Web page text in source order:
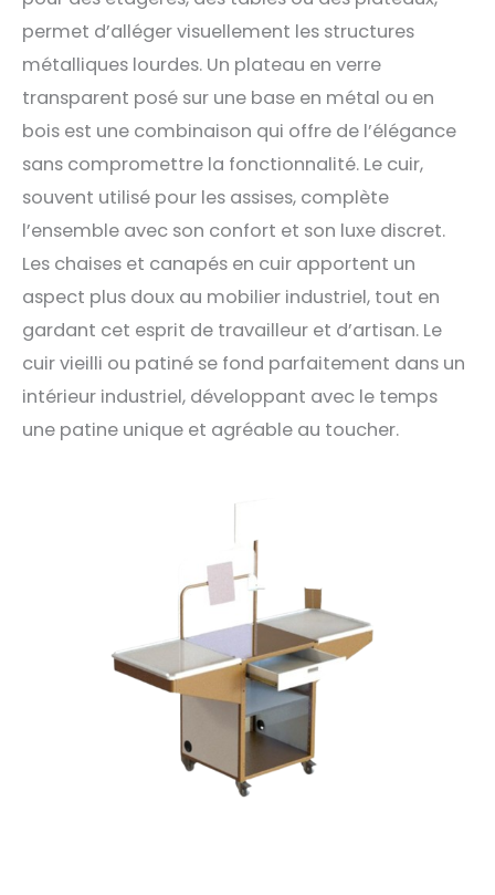
permet d’alléger visuellement les structures
métalliques lourdes. Un plateau en verre
transparent posé sur une base en métal ou en
bois est une combinaison qui offre de l’élégance
sans compromettre la fonctionnalité. Le cuir,
souvent utilisé pour les assises, complète
l’ensemble avec son confort et son luxe discret.
Les chaises et canapés en cuir apportent un
aspect plus doux au mobilier industriel, tout en
gardant cet esprit de travailleur et d’artisan. Le
cuir vieilli ou patiné se fond parfaitement dans un
intérieur industriel, développant avec le temps
une patine unique et agréable au toucher.